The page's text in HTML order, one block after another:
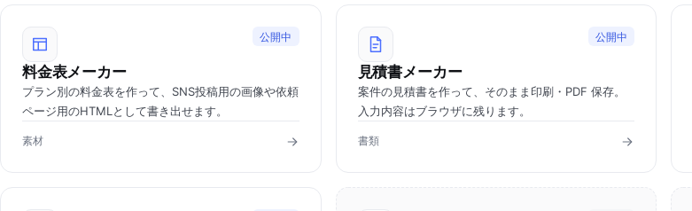
公開中
料金表メーカー
プラン別の料金表を作って、SNS投稿用の画像や依頼
ページ用のHTMLとして書き出せます。
素材
公開中
見積書メーカー
案件の見積書を作って、そのまま印刷・PDF 保存。
入力内容はブラウザに残ります。
書類